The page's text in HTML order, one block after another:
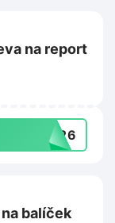
na report
2026